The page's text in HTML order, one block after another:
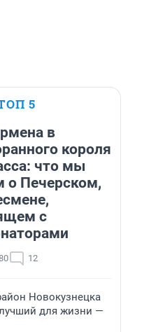
5
в
короля
что мы
о Печерском,
с
12
Новокузнецка
для жизни —